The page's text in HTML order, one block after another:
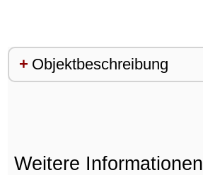
Objektbeschreibung
Weitere Informationen